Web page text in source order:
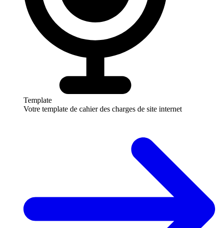
Template
Votre template de cahier des charges de site internet